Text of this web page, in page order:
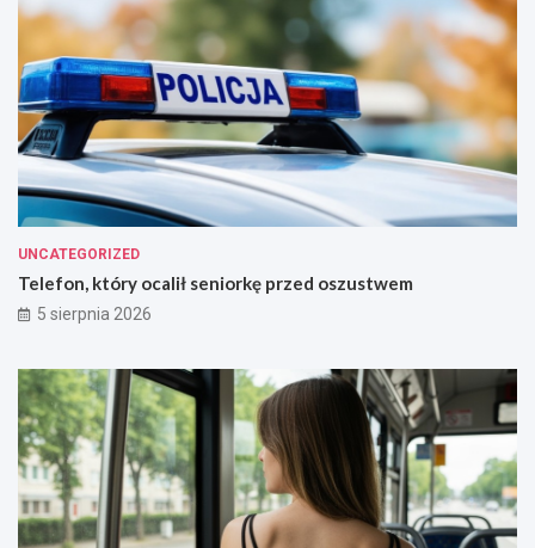
UNCATEGORIZED
Telefon, który ocalił seniorkę przed oszustwem
5 sierpnia 2026